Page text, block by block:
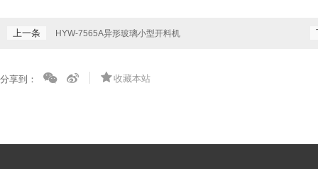
上一条 HYW-7565A异形玻璃小型开料机
分享到： 收藏本站